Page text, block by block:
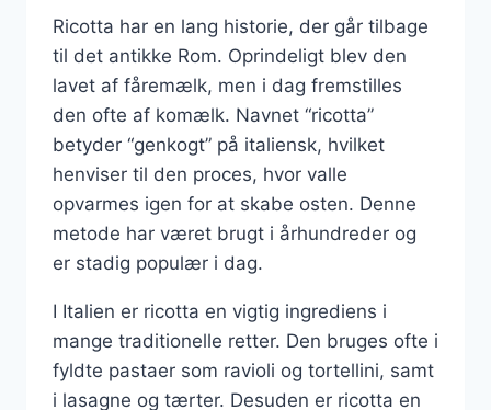
Ricotta har en lang historie, der går tilbage
til det antikke Rom. Oprindeligt blev den
lavet af fåremælk, men i dag fremstilles
den ofte af komælk. Navnet “ricotta”
betyder “genkogt” på italiensk, hvilket
henviser til den proces, hvor valle
opvarmes igen for at skabe osten. Denne
metode har været brugt i århundreder og
er stadig populær i dag.
I Italien er ricotta en vigtig ingrediens i
mange traditionelle retter. Den bruges ofte i
fyldte pastaer som ravioli og tortellini, samt
i lasagne og tærter. Desuden er ricotta en